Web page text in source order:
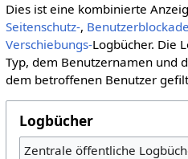
Dies ist eine kombinierte
Seitenschutz-,
Verschiebungs-Logbücher. Die
Typ, dem Benutzernamen und
dem betroffenen Benutzer
Logbücher
Zentrale öffentliche